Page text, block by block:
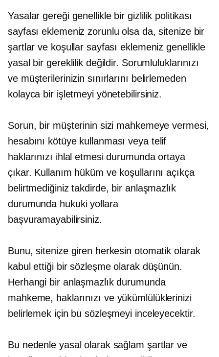
Yasalar gereği genellikle bir gizlilik politikası
sayfası eklemeniz zorunlu olsa da, sitenize bir
şartlar ve koşullar sayfası eklemeniz genellikle
yasal bir gereklilik değildir. Sorumluluklarınızı
ve müşterilerinizin sınırlarını belirlemeden
kolayca bir işletmeyi yönetebilirsiniz.
Sorun, bir müşterinin sizi mahkemeye vermesi,
hesabını kötüye kullanması veya telif
haklarınızı ihlal etmesi durumunda ortaya
çıkar. Kullanım hüküm ve koşullarını açıkça
belirtmediğiniz takdirde, bir anlaşmazlık
durumunda hukuki yollara
başvuramayabilirsiniz.
Bunu, sitenize giren herkesin otomatik olarak
kabul ettiği bir sözleşme olarak düşünün.
Herhangi bir anlaşmazlık durumunda
mahkeme, haklarınızı ve yükümlülüklerinizi
belirlemek için bu sözleşmeyi inceleyecektir.
Bu nedenle yasal olarak sağlam şartlar ve